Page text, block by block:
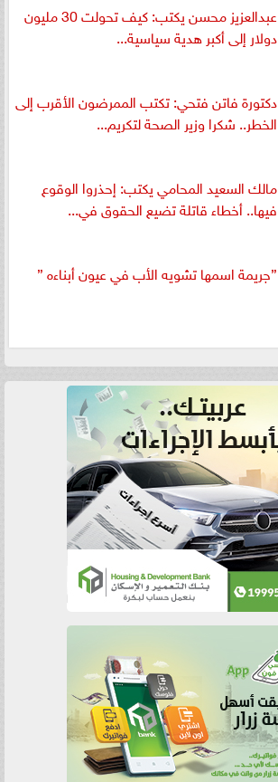
عبدالعزيز محسن يكتب: كيف تحولت 30 مليون
دولار إلى أكبر هدية سياسية...
دكتورة فاتن فتحي: تكتب الممرضون الأقرب إلى
الخطر.. شكرا وزير الصحة لتكريم...
مالك السعيد المحامي يكتب: إحذروا الوقوع
فيها.. أخطاء قاتلة تضيع الحقوق في...
”جريمة اسمها تشويه الأب في عيون أبناءه ”